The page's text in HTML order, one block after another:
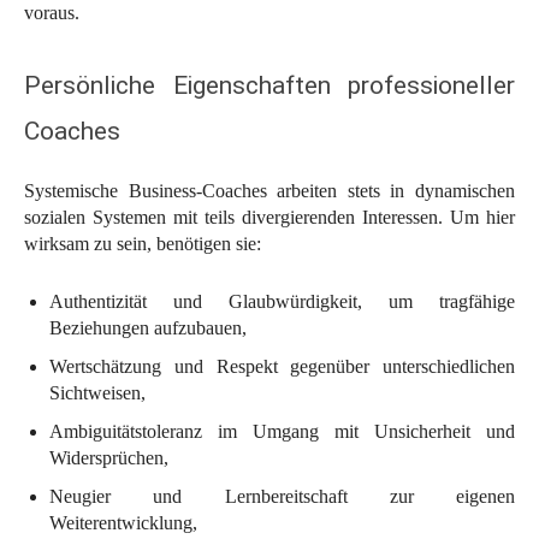
voraus.
Persönliche Eigenschaften professioneller
Coaches
Systemische Business-Coaches arbeiten stets in dynamischen
sozialen Systemen mit teils divergierenden Interessen. Um hier
wirksam zu sein, benötigen sie:
Authentizität und Glaubwürdigkeit, um tragfähige
Beziehungen aufzubauen,
Wertschätzung und Respekt gegenüber unterschiedlichen
Sichtweisen,
Ambiguitätstoleranz im Umgang mit Unsicherheit und
Widersprüchen,
Neugier und Lernbereitschaft zur eigenen
Weiterentwicklung,